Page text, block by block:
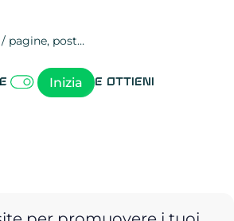
pagine, post…
Inizia e ottieni